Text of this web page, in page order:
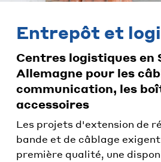
Entrepôt et
Centres logistiques en
Allemagne pour les
communication, les
accessoires
Les projets d'extension de
bande et de câblage
première qualité, une